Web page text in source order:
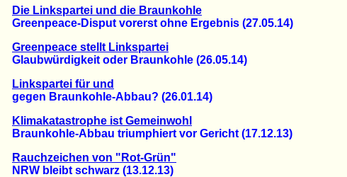
Die Linkspartei und die Braunkohle
Greenpeace-Disput vorerst ohne Ergebnis (27.05.14)
Greenpeace stellt Linkspartei
Glaubwürdigkeit oder Braunkohle (26.05.14)
Linkspartei für und
gegen Braunkohle-Abbau? (26.01.14)
Klimakatastrophe ist Gemeinwohl
Braunkohle-Abbau triumphiert vor Gericht (17.12.13)
Rauchzeichen von "Rot-Grün"
NRW bleibt schwarz (13.12.13)